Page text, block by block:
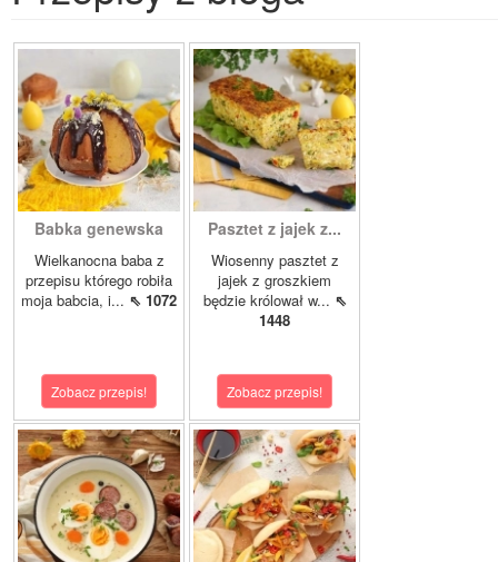
Babka genewska
Wielkanocna baba z
przepisu którego robiła
moja babcia, i... ⇖ 1072
Zobacz przepis!
Pasztet z jajek z...
Wiosenny pasztet z
jajek z groszkiem
będzie królował w... ⇖
1448
Zobacz przepis!